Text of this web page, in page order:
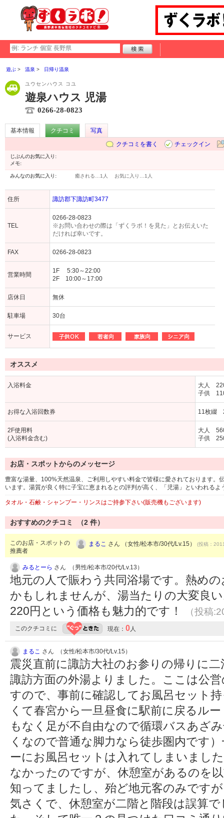
遊ぶ 温泉 日帰り温泉
ユウセンハウス コユ
遊泉ハウス 児湯
0266-28-0823
基本情報 クチコミ
写真
クチコミを書く
チェックイン
じぶんのお気に入り:
メモ:
みんなのお気に入り: 癒される… 1人 お気に入り… 1人
住所 諏訪郡下諏訪町3477
TEL
0266-28-0823
※お問い合わせの際は「ずくラボ！を見た」とお伝えいた
だければ幸いです。
FAX 0266-28-0823
営業時間
1F 5:30～22:00
2F 10:00～17:00
店休日 無休
駐車場 30台
サービス
オススメ
入浴料金
大人
子供
お得な入浴回数券 11枚綴
2F使用料
(入浴料金含む)
大人
子供
お店・スポットからのメッセージ
豊富な湯量、100%天然温泉、ご利用しやすい料金で皆様に愛されております。
います。湯質が良く特に子宝に恵まれるとの評判が高く、「児湯」といわれるよ
タオル・石鹸・シャンプー・リンスはご持参下さい(販売機もございます)
おすすめのクチコミ （2 件）
このお店・スポットの
推薦者
まるこ さん （女性/松本市/30代/Lv.15） (投稿：
みるとーら さん （男性/松本市/20代/Lv.13）
地元の人で賑わう共同浴場です。熱め
かもしれませんが、湯当たりの大変良
220円という価格も魅力的です！
（投稿
このクチコミに 現在： 0人
まるこ さん （女性/松本市/30代/Lv.15）
震災直前に諏訪大社のお参りの帰りに
諏訪方面の外湯よりました。ここは公
すので、事前に確認してお風呂セット
くて春宮から一旦昼食に駅前に戻るル
もなく足が不自由なので循環バスあざ
くなので普通な脚力なら徒歩圏内です
ーにお風呂セットは入れてしまいまし
なかったのですが、休憩室があるのを
知ってましたし、殆ど地元客のみです
気さくで、休憩室が二階と階段は誤算